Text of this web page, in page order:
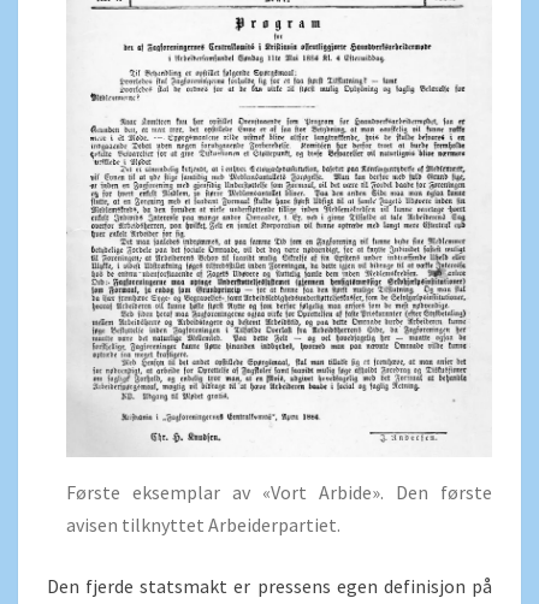
Første eksemplar av «Vort Arbide». Den første
avisen tilknyttet Arbeiderpartiet.
Den fjerde statsmakt er pressens egen definisjon på